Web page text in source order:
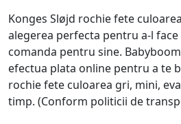
Konges Sløjd rochie fete
alegerea perfecta pentru a-l face
comanda pentru sine.
efectua plata online pentru a te
rochie fete culoarea gri, mini,
timp. (Conform politicii de